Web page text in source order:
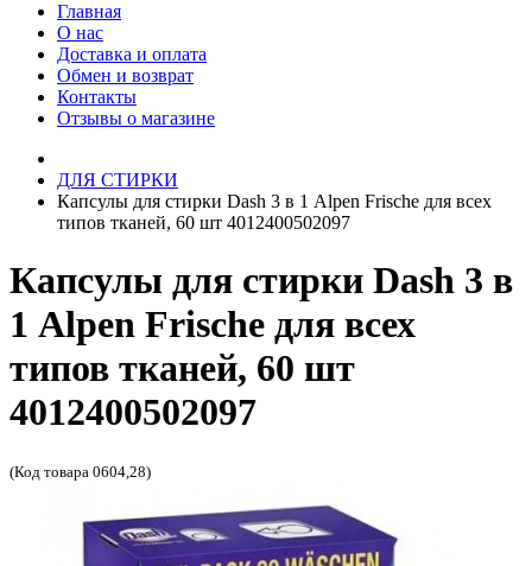
Главная
О нас
Доставка и оплата
Обмен и возврат
Контакты
Отзывы о магазине
ДЛЯ СТИРКИ
Капсулы для стирки Dash 3 в 1 Alpen Frische для всех
типов тканей, 60 шт 4012400502097
Капсулы для стирки Dash 3 в
1 Alpen Frische для всех
типов тканей, 60 шт
4012400502097
(Код товара 0604,28)